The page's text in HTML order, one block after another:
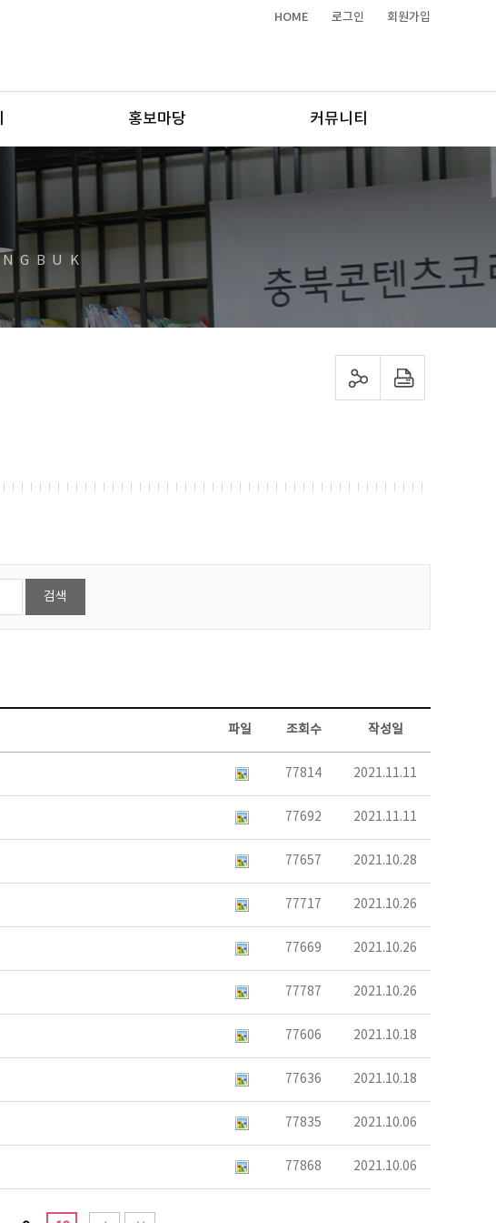
HOME 로그인 회원가입
홍보마당 커뮤니티
sns 공유하기 프린트하기
파일 조회수 작성일
77814 2021.11.11
77692 2021.11.11
77657 2021.10.28
77717 2021.10.26
77669 2021.10.26
77787 2021.10.26
77606 2021.10.18
77636 2021.10.18
77835 2021.10.06
77868 2021.10.06